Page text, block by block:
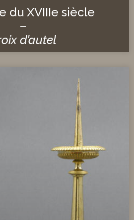
du XVIIIe siècle
–
d’autel